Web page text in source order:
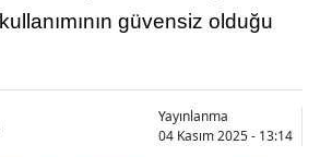
güvensiz olduğu
Yayınlanma
04 Kasım 2025 - 13:14